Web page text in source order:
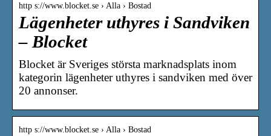
http s://www.blocket.se › Alla › Bostad
Lägenheter uthyres i Sandviken
– Blocket
Blocket är Sveriges största marknadsplats inom
kategorin lägenheter uthyres i sandviken med över
20 annonser.
http s://www.blocket.se › Alla › Bostad